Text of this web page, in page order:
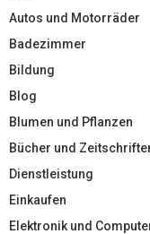
Autos und Motorräder
Badezimmer
Bildung
Blog
Blumen und Pflanzen
Bücher und
Dienstleistung
Einkaufen
Elektronik und